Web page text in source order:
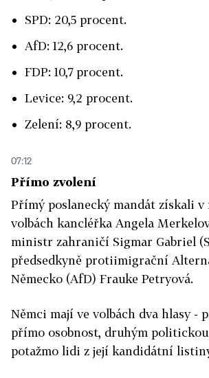
SPD: 20,5 procent.
AfD: 12,6 procent.
FDP: 10,7 procent.
Levice: 9,2 procent.
Zelení: 8,9 procent.
07:12
Přímo zvolení
Přímý poslanecký mandát získali v
volbách kancléřka Angela
ministr zahraničí Sigmar Gabriel
předsedkyně protiimigrační
Německo (AfD) Frauke Petryová.
Němci mají ve volbách dva hlasy -
přímo osobnost, druhým
potažmo lidi z její kandidátní